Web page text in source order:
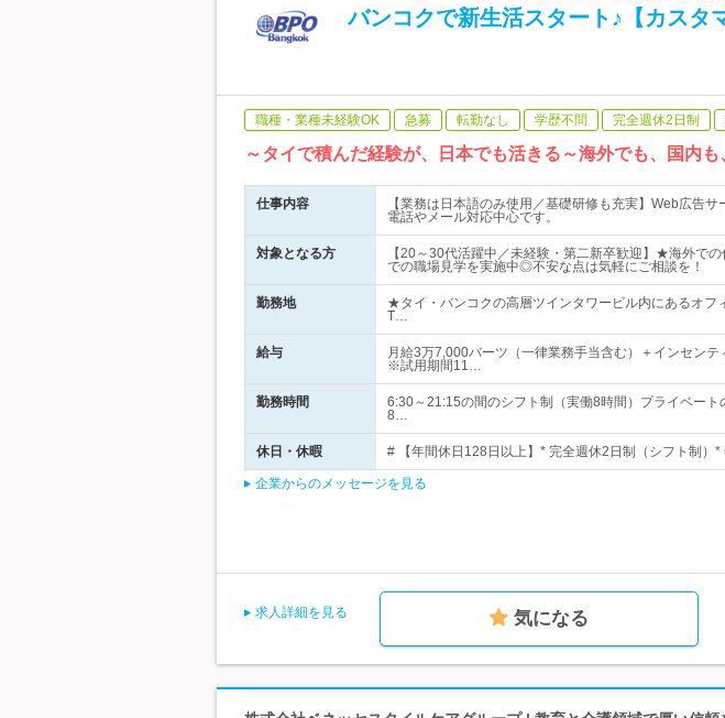
バンコクで新生活スタート♪【カス
職種・業種未経験OK 急募 転勤なし 学歴不問 完全週休2日制
～タイで積んだ経験が、日本でも活きる～海外でも、国内
仕事内容
【業務は日本語のみ使用／基礎研修も充実】Web広告
電話やメール対応中心です。
対象となる方
【20～30代活躍中／未経験・第二新卒歓迎】★海外で
での職場見学を実施中◎不安な点は気軽にご相談を！
勤務地
★タイ・バンコクの高層ツインタワービル内にあるオフ
T…
給与
月給3万7,000バーツ（一律業務手当含む）＋インセン
※試用期間11…
勤務時間
6:30～21:15の間のシフト制（実働8時間）プライベート
8…
休日・休暇 # 【年間休日128日以上】* 完全週休2日制（シフト制
企業からのメッセージを見る
求人詳細を見る 気になる